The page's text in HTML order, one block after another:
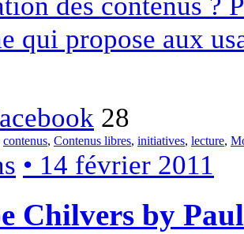
qui propose aux
28
contenus, Contenus libres, initiatives, lecture,
• 14 février 2011
Chilvers by